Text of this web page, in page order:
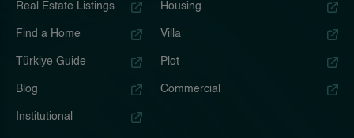
Real Estate Listings
Find a Home
Türkiye Guide
Blog
Institutional
Housing
Villa
Plot
Commercial